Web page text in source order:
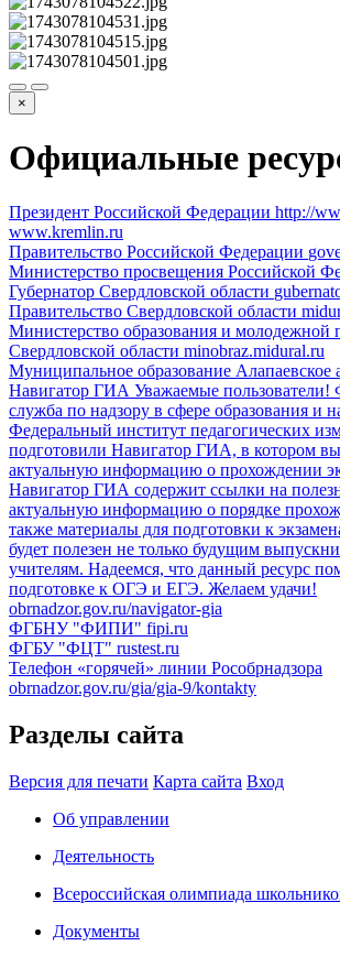
×
Официальные
Президент Российской Федерации http://
www.kremlin.ru
Правительство Российской Федерации
Министерство просвещения Российской
Губернатор Свердловской области
Правительство Свердловской области
Министерство образования и молодежной
Свердловской области minobraz.midural.ru
Муниципальное образование Алапаевское
Навигатор ГИА Уважаемые пользователи!
служба по надзору в сфере образования и
Федеральный институт педагогических
подготовили Навигатор ГИА, в котором
актуальную информацию о прохождении
Навигатор ГИА содержит ссылки на
актуальную информацию о порядке
также материалы для подготовки к
будет полезен не только будущим
учителям. Надеемся, что данный ресурс
подготовке к ОГЭ и ЕГЭ. Желаем удачи!
obrnadzor.gov.ru/navigator-gia
ФГБНУ "ФИПИ" fipi.ru
ФГБУ "ФЦТ" rustest.ru
Телефон «горячей» линии Рособрнадзора
obrnadzor.gov.ru/gia/gia-9/kontakty
Разделы сайта
Версия для печати Карта сайта Вход
Об управлении
Деятельность
Всероссийская олимпиада
Документы